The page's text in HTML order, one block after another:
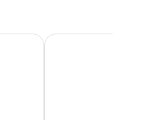
皇家公園飯店 標誌 那霸